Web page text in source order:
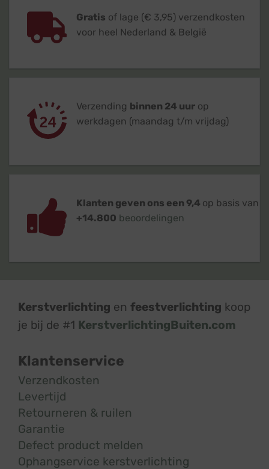
Gratis of lage (€ 3,95) verzendkosten
voor heel Nederland & België
Verzending binnen 24 uur op
werkdagen (maandag t/m vrijdag)
Klanten geven ons een 9,4 op basis van
+14.800 beoordelingen
Kerstverlichting en feestverlichting koop
je bij de #1 KerstverlichtingBuiten.com
Klantenservice
Verzendkosten
Levertijd
Retourneren & ruilen
Garantie
Defect product melden
Ophangservice kerstverlichting